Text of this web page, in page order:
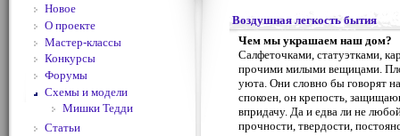
Новое
О проекте
Мастер-классы
Конкурсы
Форумы
Схемы и модели
Мишки Тедди
Статьи
Воздушная легкость бытия
Чем мы украшаем наш дом?
Салфеточками, статуэтками,
прочими милыми вещицами.
уюта. Они словно бы говорят
спокоен, он крепость,
впридачу. Да и едва ли не
прочности, твердости,